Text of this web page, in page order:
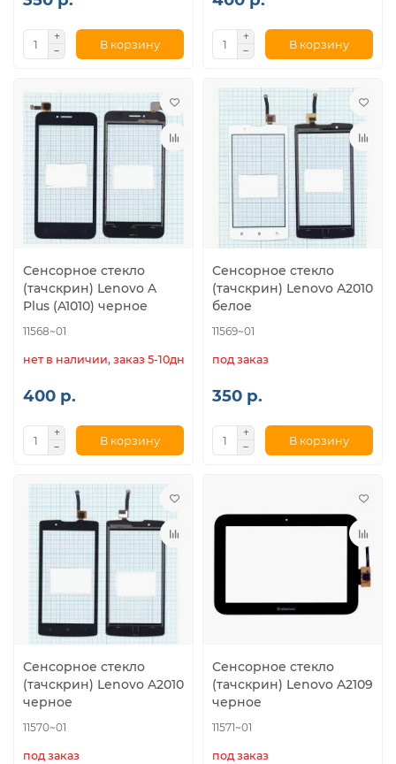
В корзину В корзину
Сенсорное стекло
(тачскрин) Lenovo A
Plus (A1010) черное
11568~01
нет в наличии, заказ 5-10дн.
400 р.
В корзину
Сенсорное стекло
(тачскрин) Lenovo A2010
белое
11569~01
под заказ
350 р.
В корзину
Сенсорное стекло
(тачскрин) Lenovo A2010
черное
11570~01
под заказ
Сенсорное стекло
(тачскрин) Lenovo A2109
черное
11571~01
под заказ